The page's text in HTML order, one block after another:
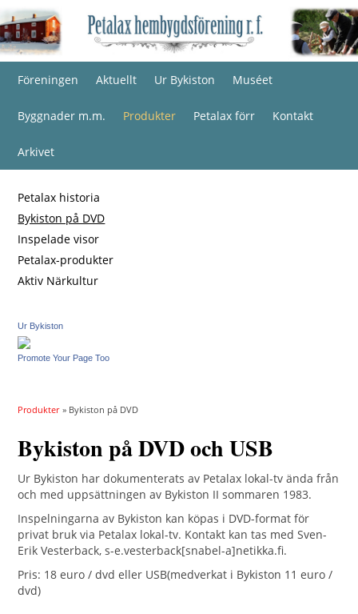
Föreningen Aktuellt Ur Bykiston Muséet
Byggnader m.m. Produkter Petalax förr Kontakt
Arkivet
Petalax historia
Bykiston på DVD
Inspelade visor
Petalax-produkter
Aktiv Närkultur
Ur Bykiston
Promote Your Page Too
Produkter » Bykiston på DVD
Bykiston på DVD och USB
Ur Bykiston har dokumenterats av Petalax lokal-tv ända från
och med uppsättningen av Bykiston II sommaren 1983.
Inspelningarna av Bykiston kan köpas i DVD-format för
privat bruk via Petalax lokal-tv. Kontakt kan tas med Sven-
Erik Vesterback, s-e.vesterback[snabel-a]netikka.fi.
Pris: 18 euro / dvd eller USB(medverkat i Bykiston 11 euro /
dvd)